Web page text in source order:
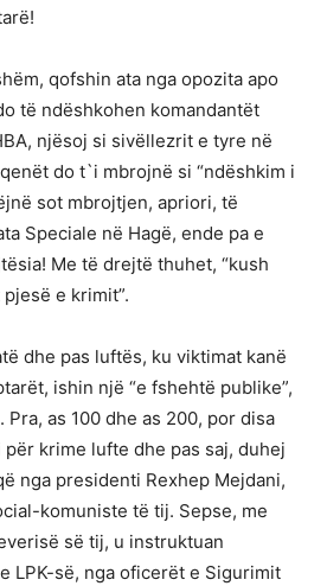
qofshin ata nga opozita apo
të ndëshkohen komandantët
njësoj si sivëllezrit e tyre në
do t`i mbrojnë si “ndëshkim i
sot mbrojtjen, apriori, të
Speciale në Hagë, ende pa e
Me të drejtë thuhet, “kush
e krimit”.
dhe pas luftës, ku viktimat kanë
ishin një “e fshehtë publike”,
as 100 dhe as 200, por disa
krime lufte dhe pas saj, duhej
nga presidenti Rexhep Mejdani,
komuniste të tij. Sepse, me
së tij, u instruktuan
LPK-së, nga oficerët e Sigurimit